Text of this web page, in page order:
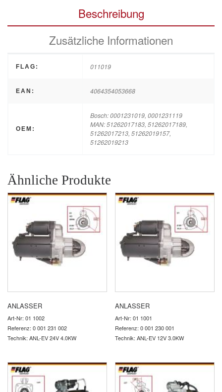
Beschreibung
Zusätzliche Informationen
FLAG: 011019
EAN: 4064354053668
OEM:
Bosch: 0001231019, 0001231119
MAN: 51262017183, 51262017189,
51262017213, 51262019157,
51262019213
Ähnliche Produkte
ANLASSER
Art-Nr: 01 1002
Referenz: 0 001 231 002
Technik: ANL-EV 24V 4.0KW
ANLASSER
Art-Nr: 01 1001
Referenz: 0 001 230 001
Technik: ANL-EV 12V 3.0KW